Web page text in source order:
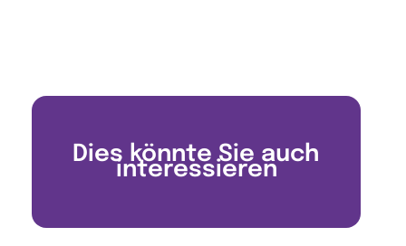
Dies könnte Sie auch
interessieren